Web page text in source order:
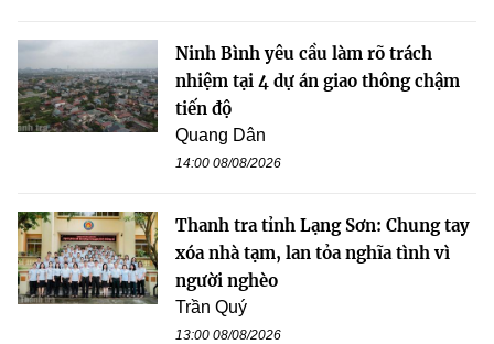
Ninh Bình yêu cầu làm rõ trách
nhiệm tại 4 dự án giao thông chậm
tiến độ
Quang Dân
14:00 08/08/2026
Thanh tra tỉnh Lạng Sơn: Chung tay
xóa nhà tạm, lan tỏa nghĩa tình vì
người nghèo
Trần Quý
13:00 08/08/2026